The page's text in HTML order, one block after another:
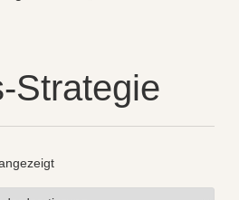
Strategie